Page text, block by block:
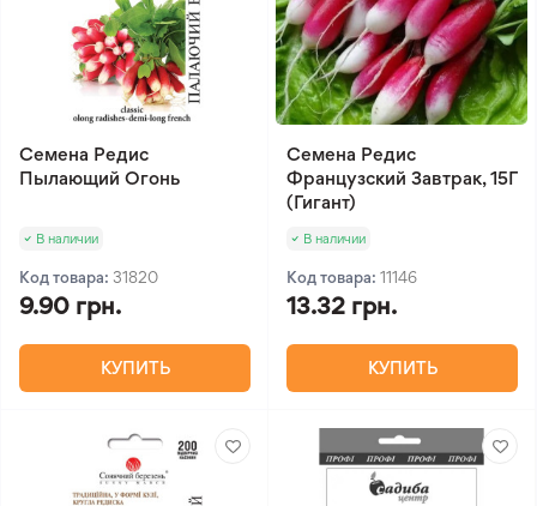
Семена Редис
Пылающий Огонь
В наличии
Код товара: 31820
9.90 грн.
КУПИТЬ
Семена Редис
Французский Завтрак, 15Г
(Гигант)
В наличии
Код товара: 11146
13.32 грн.
КУПИТЬ